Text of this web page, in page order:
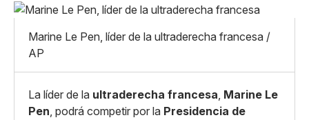
Facebook
X
Copiar enlace
Mediano
Marine Le Pen, líder de la ultraderecha francesa /
AP
La líder de la ultraderecha francesa, Marine Le
Pen, podrá competir por la Presidencia de